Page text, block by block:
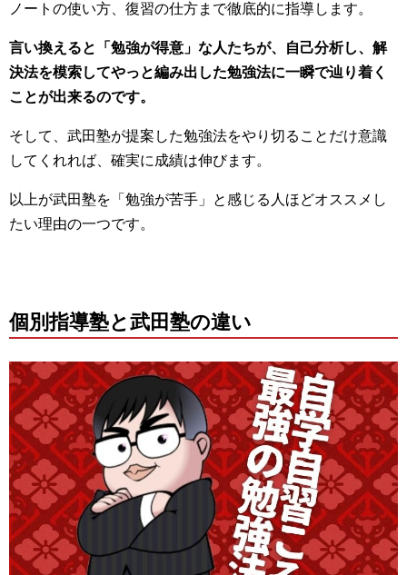
ノートの使い方、復習の仕方まで徹底的に指導します。
言い換えると「勉強が得意」な人たちが、自己分析し、解
決法を模索してやっと編み出した勉強法に一瞬で辿り着く
ことが出来るのです。
そして、武田塾が提案した勉強法をやり切ることだけ意識
してくれれば、確実に成績は伸びます。
以上が武田塾を「勉強が苦手」と感じる人ほどオススメし
たい理由の一つです。
個別指導塾と武田塾の違い